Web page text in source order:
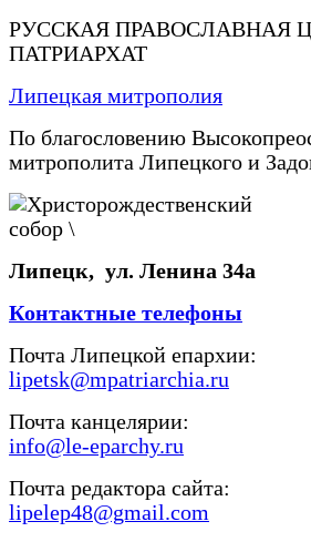
РУССКАЯ ПРАВОСЛАВНАЯ
ПАТРИАРХАТ
Липецкая митрополия
По благословению
митрополита Липецкого и
Липецк, ул. Ленина 34а
Контактные телефоны
Почта Липецкой епархии:
lipetsk@mpatriarchia.ru
Почта канцелярии:
info@le-eparchy.ru
Почта редактора сайта:
lipelep48@gmail.com